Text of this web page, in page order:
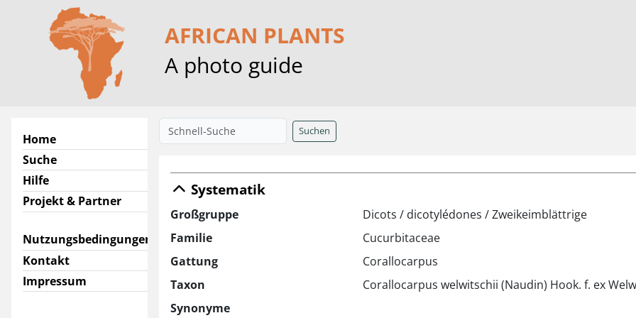
AFRICAN PLANTS
A photo guide
Home
Suche
Hilfe
Projekt & Partner
Nutzungsbedingungen
Kontakt
Impressum
Suchen
Systematik
Großgruppe
Dicots / dicotylédones / Zweikeimblättrige
Familie
Cucurbitaceae
Gattung
Corallocarpus
Taxon
Corallocarpus welwitschii (Naudin) Hook. f. ex
Synonyme